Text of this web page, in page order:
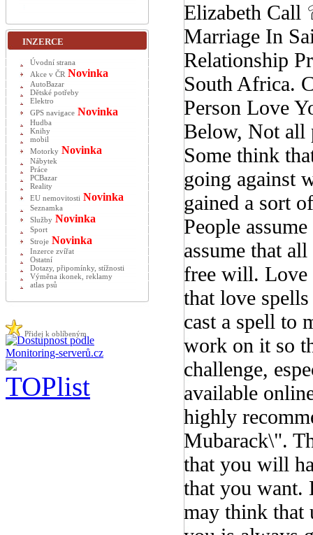
Elizabeth Call
Marriage In
Relationship
South Africa.
Person Love
Below, Not all
Some think
going against
gained a sort
People
assume that
free will. Love
that love
cast a spell to
work on it so
challenge,
available
highly
Mubarack\".
that you will
that you want.
may think that
INZERCE
Úvodní strana
Akce v ČR Novinka
AutoBazar
Dětské potřeby
Elektro
GPS navigace Novinka
Hudba
Knihy
mobil
Motorky Novinka
Nábytek
Práce
PCBazar
Reality
EU nemovitosti Novinka
Seznamka
Služby Novinka
Sport
Stroje Novinka
Inzerce zvířat
Ostatní
Dotazy, připomínky, stížnosti
Výměna ikonek, reklamy
atlas psů
Přidej k oblíbeným